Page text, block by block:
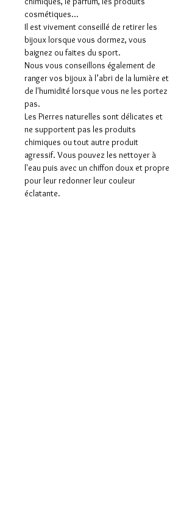
cosmétiques…
Il est vivement conseillé de retirer les
bijoux lorsque vous dormez, vous
baignez ou faites du sport.
Nous vous conseillons également de
ranger vos bijoux à l’abri de la lumière et
de l'humidité lorsque vous ne les portez
pas.
Les Pierres naturelles sont délicates et
ne supportent pas les produits
chimiques ou tout autre produit
agressif. Vous pouvez les nettoyer à
l'eau puis avec un chiffon doux et propre
pour leur redonner leur couleur
éclatante.